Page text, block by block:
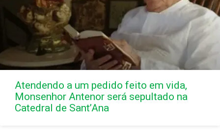
Atendendo a um pedido feito em vida,
Monsenhor Antenor será sepultado na
Catedral de Sant’Ana